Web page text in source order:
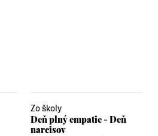
Zo školy
Deň plný empatie - Deň
narcisov